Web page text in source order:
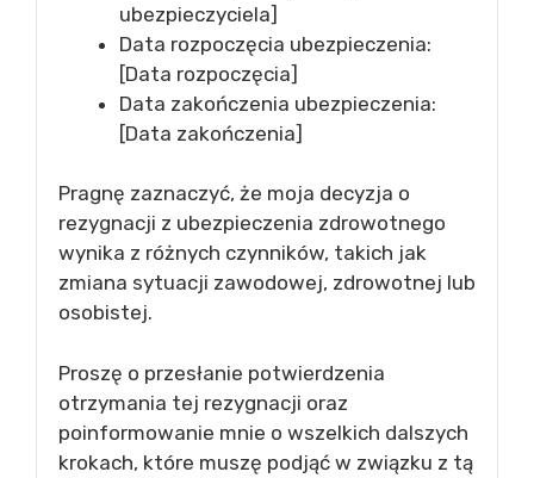
ubezpieczyciela]
Data rozpoczęcia ubezpieczenia:
[Data rozpoczęcia]
Data zakończenia ubezpieczenia:
[Data zakończenia]
Pragnę zaznaczyć, że moja decyzja o
rezygnacji z ubezpieczenia zdrowotnego
wynika z różnych czynników, takich jak
zmiana sytuacji zawodowej, zdrowotnej lub
osobistej.
Proszę o przesłanie potwierdzenia
otrzymania tej rezygnacji oraz
poinformowanie mnie o wszelkich dalszych
krokach, które muszę podjąć w związku z tą